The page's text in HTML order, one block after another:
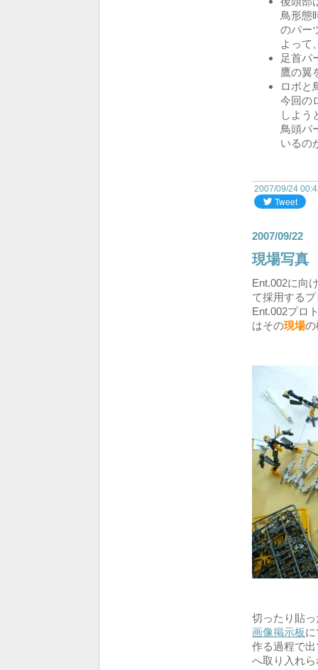
鳥形態
のパー
よって
足首パ
鷹の翼
ロボと
今回の
しよう
鳥頭パ
いるの
2007/09/24
2007/09/22
現場写真
Ent.002に向
て採用する
Ent.002プロ
はその現場の
切ったり貼
画像掲示板
作る過程で
へ取り入れ